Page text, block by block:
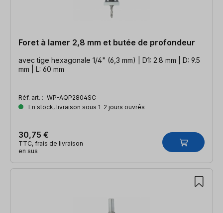
Foret à lamer 2,8 mm et butée de profondeur
avec tige hexagonale 1/4" (6,3 mm) | D1: 2.8 mm | D: 9.5
mm | L: 60 mm
Réf. art. : WP-AQP2804SC
En stock, livraison sous 1-2 jours ouvrés
30,75 €
TTC, frais de livraison
en sus